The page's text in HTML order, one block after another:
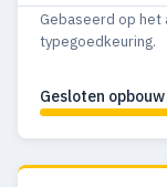
Gebaseerd op het
typegoedkeuring.
Gesloten opbouw